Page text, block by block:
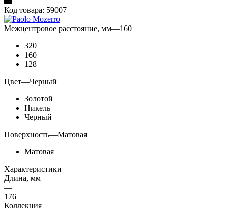
Код товара: 59007
Межцентровое расстояние, мм—160
320
160
128
Цвет—Черный
Золотой
Никель
Черный
Поверхность—Матовая
Матовая
Характеристики
Длина, мм
—
176
Коллекция